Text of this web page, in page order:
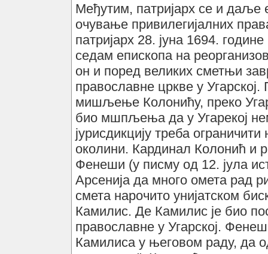
Међутим, патријарх се и даље
очување привилегијалних
патријарх 28. јуна 1694.
седам епископа на
он и поред великих сметњи
православне цркве у
мишљење Колонићу, преко
био мшпљења да у Угарекој
јурисдикцију треба
околини. Кардинал Колонић и
Фенеши (у писму од 12. јула
Арсенија да много омета рад
смета нарочито унијатском
Камилис. Де Камилис је био
православне у Угарској.
Камилиса у његовом раду, да